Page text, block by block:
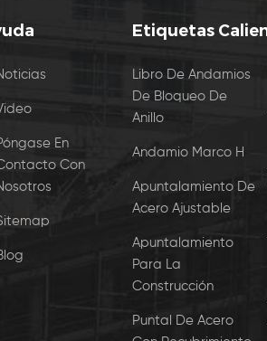
En
Con
Etiquetas
Libro De Andamios
De Bloqueo De
Anillo
Andamio Marco H
Apuntalamiento De
Acero Ajustable
Apuntalamiento
Para La
Construcción
Puntal De Acero